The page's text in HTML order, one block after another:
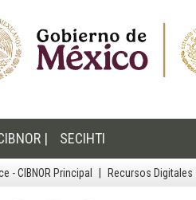
| SECIHTI
- CIBNOR Principal Recursos Digitales